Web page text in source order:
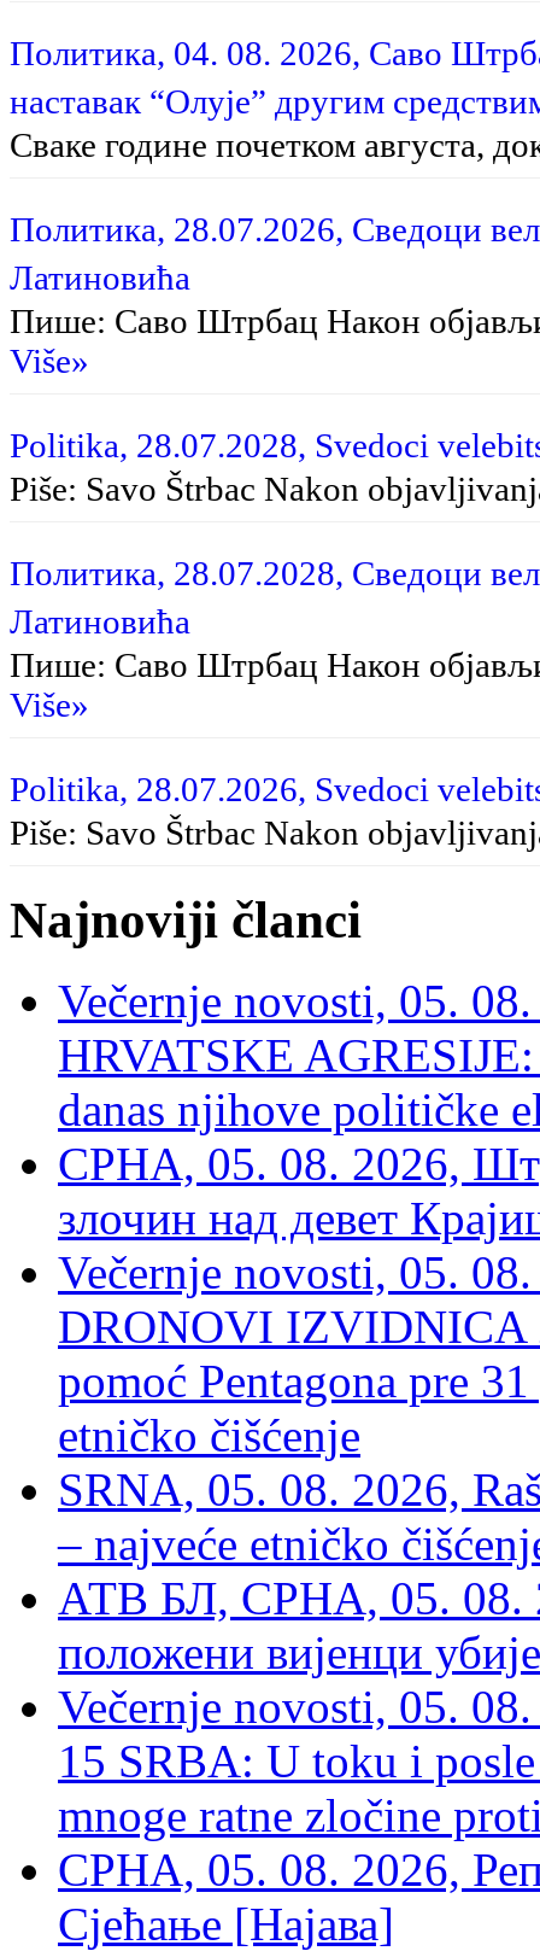
Политика, 04. 08. 2026, Саво
наставак “Олује” другим
Сваке године почетком августа,
Политика, 28.07.2026, Сведоци
Латиновића
Пише: Саво Штрбац На­кон
Više»
Politika, 28.07.2028, Svedoci
Piše: Savo Štrbac Na­kon
Политика, 28.07.2028, Сведоци
Латиновића
Пише: Саво Штрбац Након
Više»
Politika, 28.07.2026, Svedoci
Piše: Savo Štrbac Nakon
Najnoviji članci
Večernje novosti, 05.
HRVATSKE
danas njihove političke
СРНА, 05. 08. 2026,
злочин над девет
Večernje novosti, 05.
DRONOVI IZVIDNICA
pomoć Pentagona pre
etničko čišćenje
SRNA, 05. 08. 2026,
– najveće etničko
АТВ БЛ, СРНА, 05. 08.
положени вијенци
Večernje novosti, 05.
15 SRBA: U toku i
mnoge ratne zločine
СРНА, 05. 08. 2026,
Сјећање [Најава]